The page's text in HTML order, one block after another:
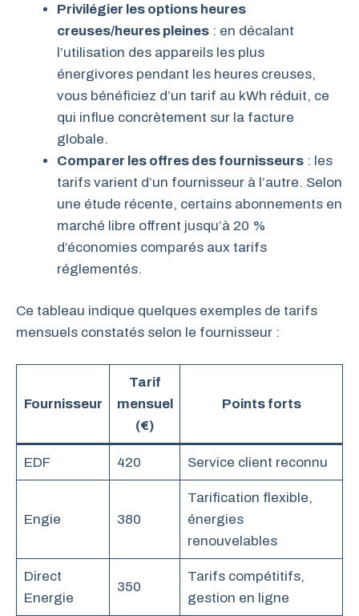
Privilégier les options heures
creuses/heures pleines : en décalant
l’utilisation des appareils les plus
énergivores pendant les heures creuses,
vous bénéficiez d’un tarif au kWh réduit, ce
qui influe concrètement sur la facture
globale.
Comparer les offres des fournisseurs : les
tarifs varient d’un fournisseur à l’autre. Selon
une étude récente, certains abonnements en
marché libre offrent jusqu’à 20 %
d’économies comparés aux tarifs
réglementés.
Ce tableau indique quelques exemples de tarifs
mensuels constatés selon le fournisseur :
Fournisseur
Tarif
mensuel
(€)
Points forts
EDF 420 Service client reconnu
Engie 380
Tarification flexible,
énergies
renouvelables
Direct
Energie
350
Tarifs compétitifs,
gestion en ligne